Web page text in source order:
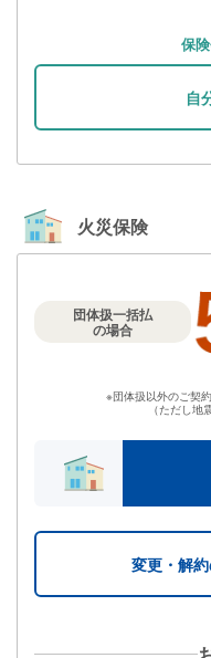
保
自
⽕災保険
団体扱一括払
の場合
※団体扱以外のご契
（ただし地
変更・解